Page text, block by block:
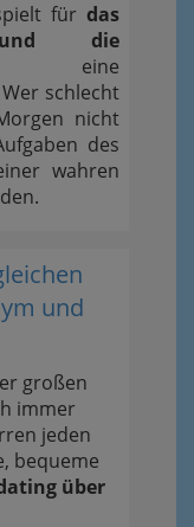
für das
und die
eine
schlecht
nicht
des
wahren
und
großen
immer
jeden
bequeme
über